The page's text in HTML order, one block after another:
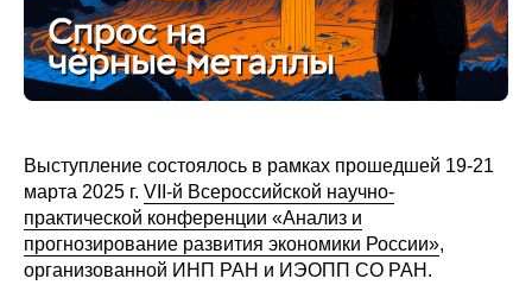
О журнале
Номера журналов
Информация для авторов
Общие требования
Выступление состоялось в рамках прошедшей 19-21
марта 2025 г. VII-й Всероссийской научно-
практической конференции «Анализ и
прогнозирование развития экономики России»,
организованной ИНП РАН и ИЭОПП СО РАН.